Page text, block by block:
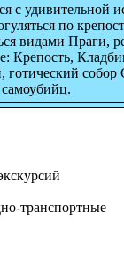
с удивительной
по
видами Праги,
Крепость,
готический
транспортные